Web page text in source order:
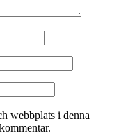
webbplats i denna